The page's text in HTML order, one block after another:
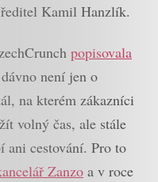
ředitel Kamil Hanzlík.
popisovala
není jen o
na kterém zákazníci
volný čas, ale stále
ani cestování. Pro to
Zanzo a v roce